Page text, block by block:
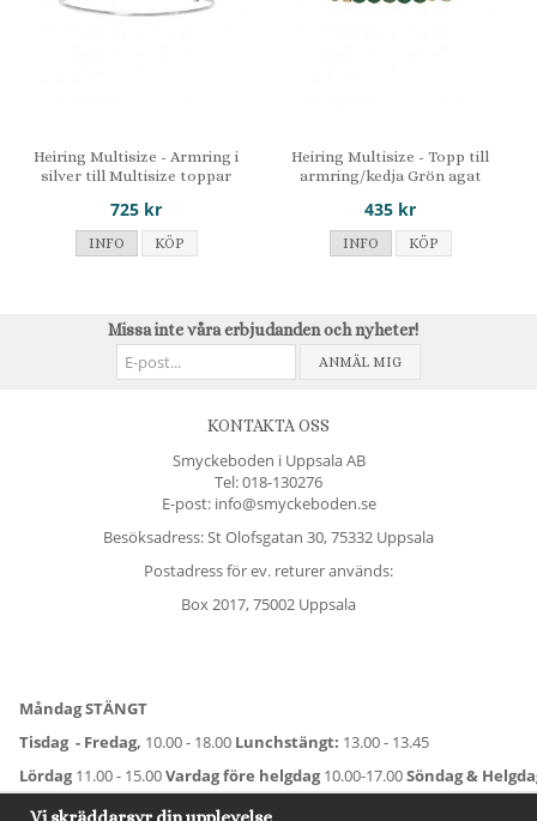
Heiring Multisize - Armring i
silver till Multisize toppar
725 kr
INFO KÖP
Heiring Multisize - Topp till
armring/kedja Grön agat
435 kr
INFO KÖP
Missa inte våra erbjudanden och nyheter!
ANMÄL MIG
KONTAKTA OSS
Smyckeboden i Uppsala AB
Tel:018-130276
E-post: info@smyckeboden.se
Besöksadress: St Olofsgatan 30, 75332 Uppsala
Postadress för ev. returer används:
Box 2017, 75002 Uppsala
Måndag STÄNGT
Tisdag - Fredag, 10.00 - 18.00 Lunchstängt: 13.00 - 13.45
Lördag11.00 - 15.00Vardag före helgdag10.00-17.00Söndag &
För avvikande öppettider:Titta här